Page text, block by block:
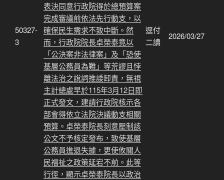
50327-
3
表決同意行政院得於總預算案
完成審議前依法先行動支，以
確保民生需求不致中斷。然
而，行政院院長卓榮泰竟以
「公決案非法律案」及「恐使
基層公務員為難」等荒謬且悖
離法治之說詞推諉卸責，無視
主計總處早於115年3月12日即
正式發文，建請行政院核示各
部會得依立法院決議動支相關
預算。卓榮泰院長刻意壓制該
公文不予核定發布，致使基層
公務員進退失據，更使攸關人
民福祉之政策延宕不前。此等
行徑，顯示卓榮泰院長以政治
逕付
二讀
2026/03/27